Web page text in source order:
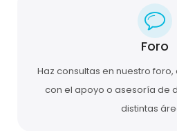
Foro
Haz consultas en nuestro
con el apoyo o asesoría de
distintas